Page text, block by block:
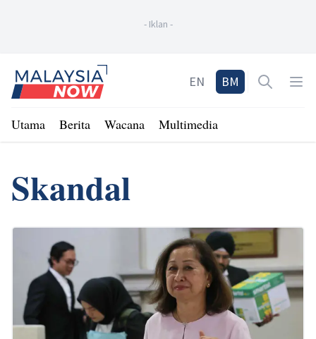
- Iklan -
Home
EN BM Open
Utama Berita Wacana Multimedia
Skandal